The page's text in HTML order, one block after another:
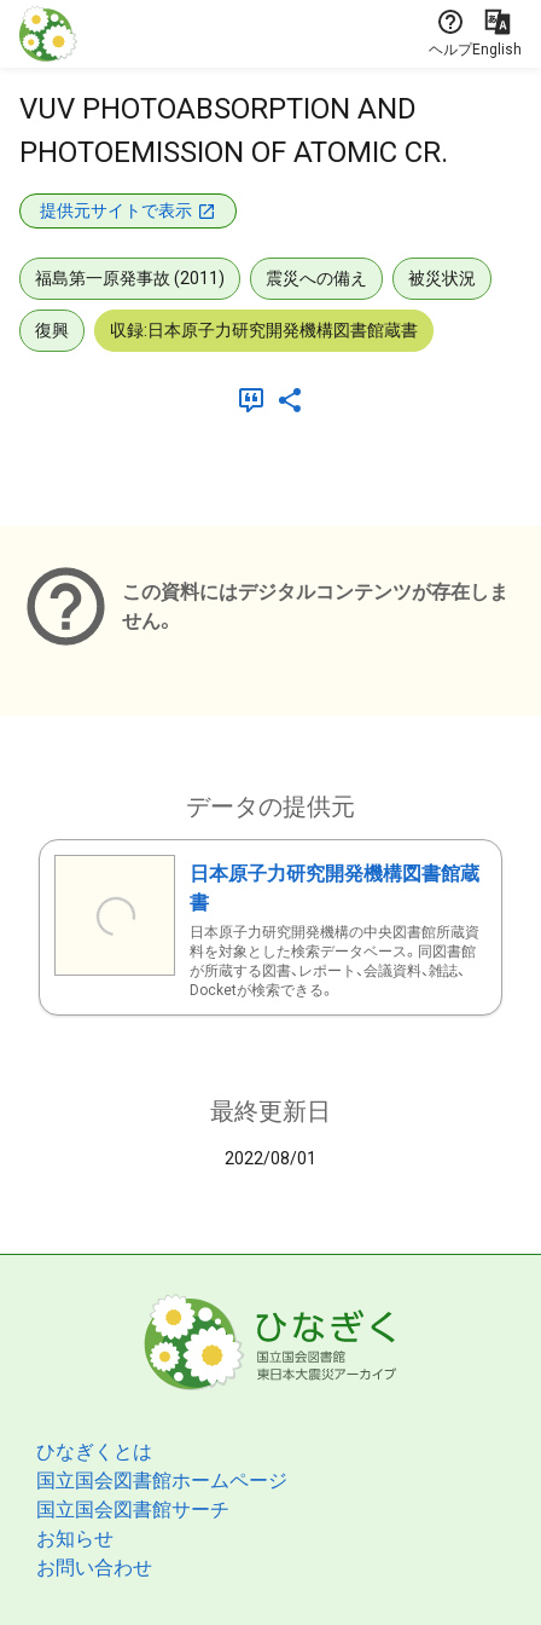
本文に飛ぶ
ヘルプEnglish
VUV PHOTOABSORPTION AND
PHOTOEMISSION OF ATOMIC CR.
提供元サイトで表示
福島第一原発事故 (2011) 震災への備え 被災状況
復興 収録:日本原子力研究開発機構図書館蔵書
この資料にはデジタルコンテンツが存在しま
せん。
データの提供元
日本原子力研究開発機構図書館蔵
書
日本原子力研究開発機構の中央図書館所蔵資
料を対象とした検索データベース。同図書館
が所蔵する図書、レポート、会議資料、雑誌、
Docketが検索できる。
最終更新日
2022/08/01
ひなぎくとは
国立国会図書館ホームページ
国立国会図書館サーチ
お知らせ
お問い合わせ